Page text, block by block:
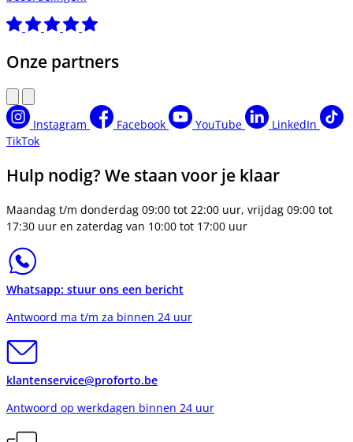
Onze partners
Instagram Facebook YouTube
LinkedIn
TikTok
Hulp nodig? We staan voor je klaar
Maandag t/m donderdag 09:00 tot 22:00 uur, vrijdag 09:00 tot
17:30 uur en zaterdag van 10:00 tot 17:00 uur
Whatsapp: stuur ons een bericht
Antwoord ma t/m za binnen 24 uur
klantenservice@proforto.be
Antwoord op werkdagen binnen 24 uur